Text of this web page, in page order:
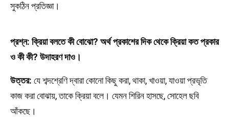
সুকঠিন প্রতিজ্ঞা।
প্রশ্ন: ক্রিয়া বলতে কী বোঝো? অর্থ প্রকাশের দিক থেকে ক্রিয়া কত প্রকার
ও কী কী? উদাহরণ দাও।
উত্তর: যে শব্দশ্রেণি দ্বারা কোনো কিছু করা, থাকা, খাওয়া, যাওয়া প্রভৃতি
কাজ করা বোঝায়, তাকে ক্রিয়া বলে। যেমন শিরিন হাসছে, সোহেল ছবি
আঁকছে।